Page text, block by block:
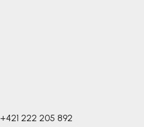
+421 222 205 892